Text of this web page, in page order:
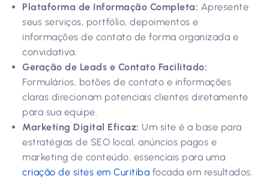
Plataforma de Informação Completa: Apresente
seus serviços, portfólio, depoimentos e
informações de contato de forma organizada e
convidativa.
Geração de Leads e Contato Facilitado:
Formulários, botões de contato e informações
claras direcionam potenciais clientes diretamente
para sua equipe.
Marketing Digital Eficaz: Um site é a base para
estratégias de SEO local, anúncios pagos e
marketing de conteúdo, essenciais para uma
criação de sites em Curitiba focada em resultados.